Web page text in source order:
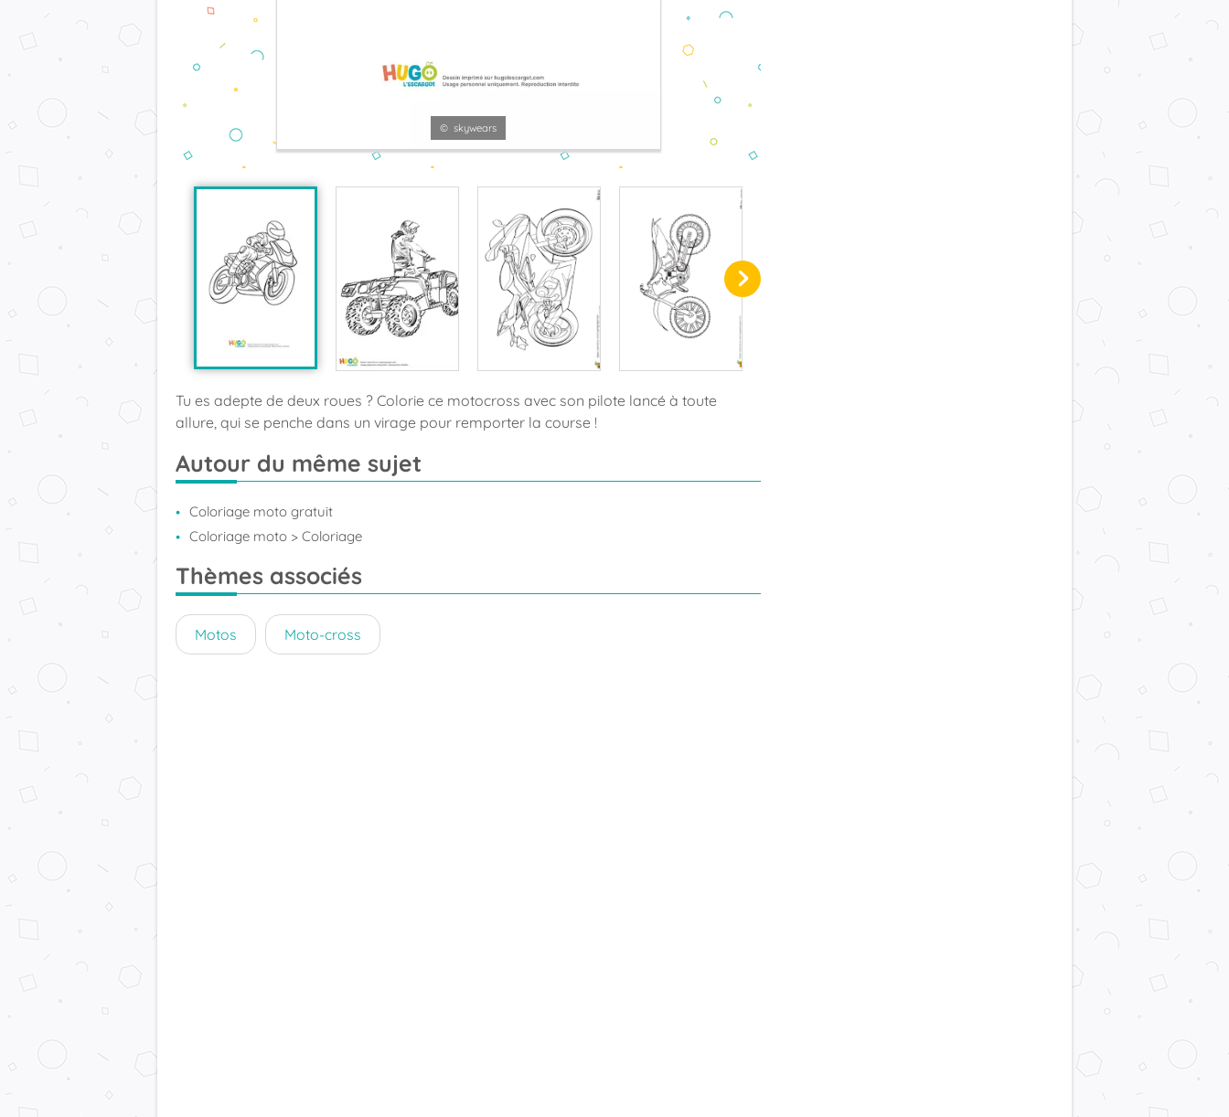
© skywears
Tu es adepte de deux roues ? Colorie ce motocross avec son pilote lancé à toute
allure, qui se penche dans un virage pour remporter la course !
Autour du même sujet
Coloriage moto gratuit
Coloriage moto > Coloriage
Thèmes associés
Motos Moto-cross